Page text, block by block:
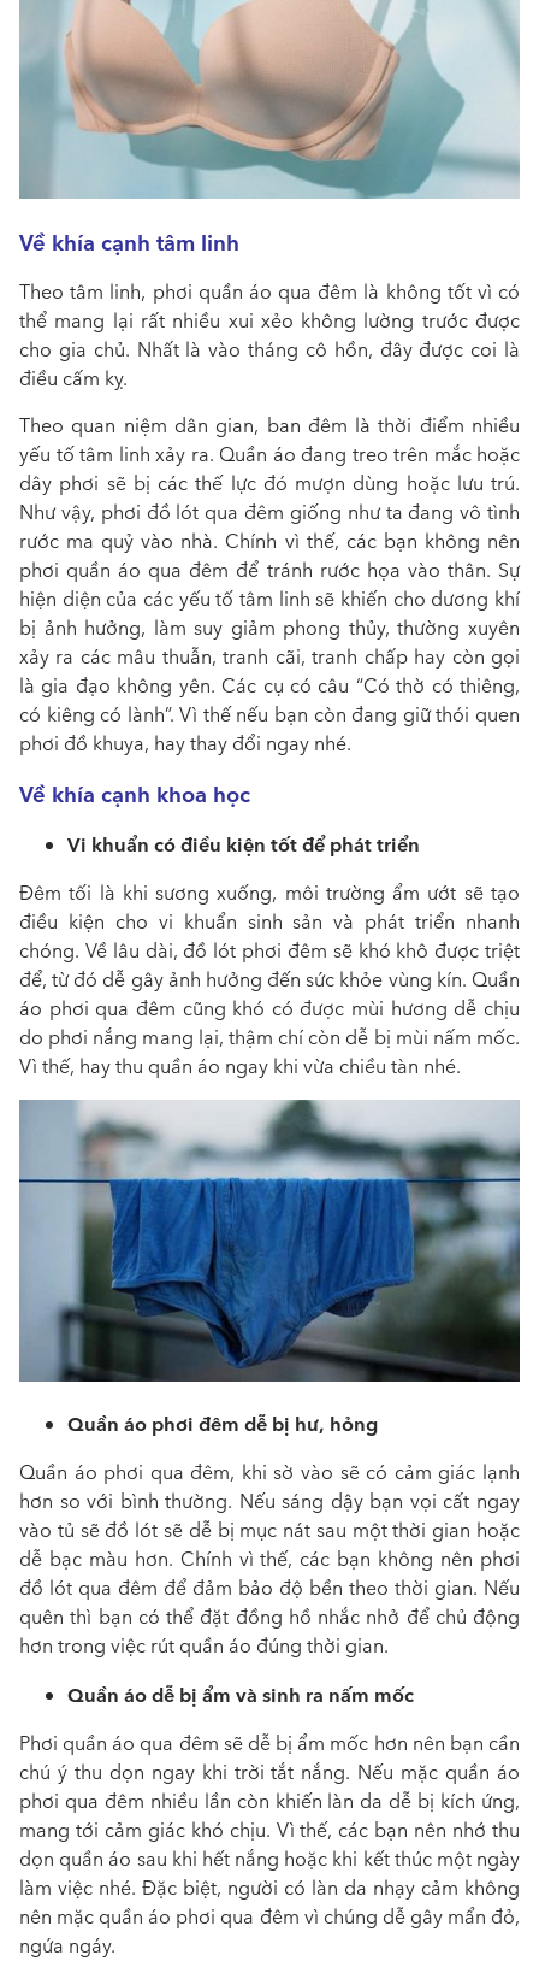
Về khía cạnh tâm linh
Theo tâm linh, phơi quần áo qua đêm là không tốt vì có
thể mang lại rất nhiều xui xẻo không lường trước được
cho gia chủ. Nhất là vào tháng cô hồn, đây được coi là
điều cấm kỵ.
Theo quan niệm dân gian, ban đêm là thời điểm nhiều
yếu tố tâm linh xảy ra. Quần áo đang treo trên mắc hoặc
dây phơi sẽ bị các thế lực đó mượn dùng hoặc lưu trú.
Như vậy, phơi đồ lót qua đêm giống như ta đang vô tình
rước ma quỷ vào nhà. Chính vì thế, các bạn không nên
phơi quần áo qua đêm để tránh rước họa vào thân. Sự
hiện diện của các yếu tố tâm linh sẽ khiến cho dương khí
bị ảnh hưởng, làm suy giảm phong thủy, thường xuyên
xảy ra các mâu thuẫn, tranh cãi, tranh chấp hay còn gọi
là gia đạo không yên. Các cụ có câu “Có thờ có thiêng,
có kiêng có lành”. Vì thế nếu bạn còn đang giữ thói quen
phơi đồ khuya, hay thay đổi ngay nhé.
Về khía cạnh khoa học
Vi khuẩn có điều kiện tốt để phát triển
Đêm tối là khi sương xuống, môi trường ẩm ướt sẽ tạo
điều kiện cho vi khuẩn sinh sản và phát triển nhanh
chóng. Về lâu dài, đồ lót phơi đêm sẽ khó khô được triệt
để, từ đó dễ gây ảnh hưởng đến sức khỏe vùng kín. Quần
áo phơi qua đêm cũng khó có được mùi hương dễ chịu
do phơi nắng mang lại, thậm chí còn dễ bị mùi nấm mốc.
Vì thế, hay thu quần áo ngay khi vừa chiều tàn nhé.
Quần áo phơi đêm dễ bị hư, hỏng
Quần áo phơi qua đêm, khi sờ vào sẽ có cảm giác lạnh
hơn so với bình thường. Nếu sáng dậy bạn vọi cất ngay
vào tủ sẽ đồ lót sẽ dễ bị mục nát sau một thời gian hoặc
dễ bạc màu hơn. Chính vì thế, các bạn không nên phơi
đồ lót qua đêm để đảm bảo độ bền theo thời gian. Nếu
quên thì bạn có thể đặt đồng hồ nhắc nhở để chủ động
hơn trong việc rút quần áo đúng thời gian.
Quần áo dễ bị ẩm và sinh ra nấm mốc
Phơi quần áo qua đêm sẽ dễ bị ẩm mốc hơn nên bạn cần
chú ý thu dọn ngay khi trời tắt nắng. Nếu mặc quần áo
phơi qua đêm nhiều lần còn khiến làn da dễ bị kích ứng,
mang tới cảm giác khó chịu. Vì thế, các bạn nên nhớ thu
dọn quần áo sau khi hết nắng hoặc khi kết thúc một ngày
làm việc nhé. Đặc biệt, người có làn da nhạy cảm không
nên mặc quần áo phơi qua đêm vì chúng dễ gây mẩn đỏ,
ngứa ngáy.